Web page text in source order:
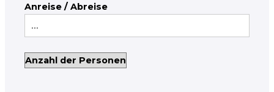
Anreise / Abreise